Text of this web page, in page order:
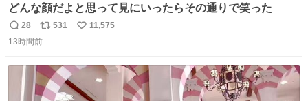
どんな顔だよと思って見にいったらその通りで笑った
返
信
28
リ
ポ
ト
数
531
い
11,575
13時間前